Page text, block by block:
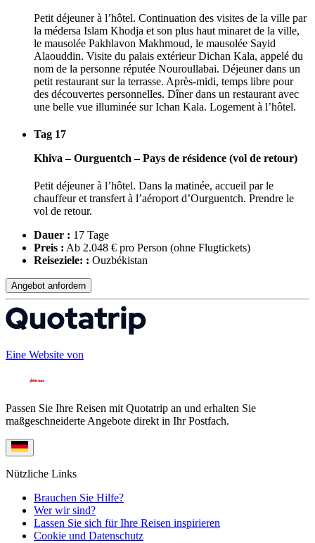
Petit déjeuner à l’hôtel. Continuation des visites de la ville par
la médersa Islam Khodja et son plus haut minaret de la ville,
le mausolée Pakhlavon Makhmoud, le mausolée Sayid
Alaouddin. Visite du palais extérieur Dichan Kala, appelé du
nom de la personne réputée Nouroullabai. Déjeuner dans un
petit restaurant sur la terrasse. Après-midi, temps libre pour
des découvertes personnelles. Dîner dans un restaurant avec
une belle vue illuminée sur Ichan Kala. Logement à l’hôtel.
Tag 17
Khiva – Ourguentch – Pays de résidence (vol de retour)
Petit déjeuner à l’hôtel. Dans la matinée, accueil par le
chauffeur et transfert à l’aéroport d’Ourguentch. Prendre le
vol de retour.
Dauer : 17 Tage
Preis : Ab 2.048 € pro Person (ohne Flugtickets)
Reiseziele: : Ouzbékistan
Angebot anfordern
Eine Website von
Passen Sie Ihre Reisen mit Quotatrip an und erhalten Sie
maßgeschneiderte Angebote direkt in Ihr Postfach.
Nützliche Links
Brauchen Sie Hilfe?
Wer wir sind?
Lassen Sie sich für Ihre Reisen inspirieren
Cookie und Datenschutz